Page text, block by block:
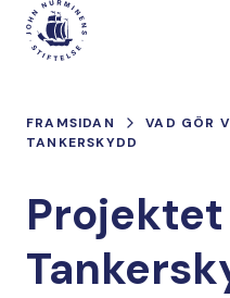
Hoppa
innehåll
Main
FRAMSIDAN VAD GÖR
TANKERSKYDD
Projektet